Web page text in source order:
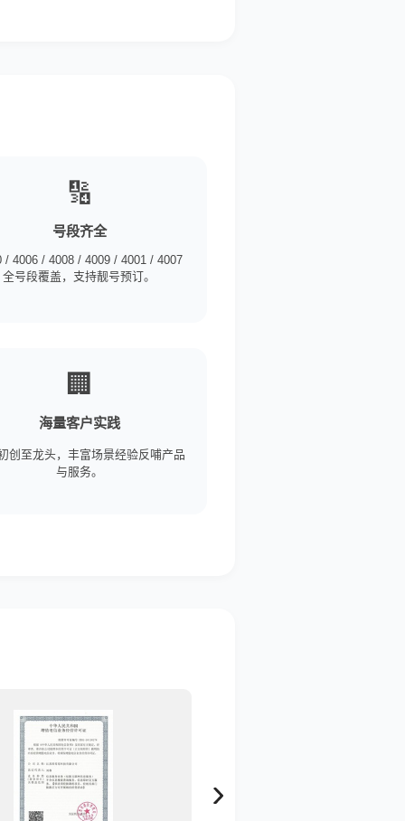
🔢
号段齐全
/ 4006 / 4008 / 4009 / 4001 / 4007
全号段覆盖，支持靓号预订。
🏢
海量客户实践
创至龙头，丰富场景经验反哺产品
与服务。